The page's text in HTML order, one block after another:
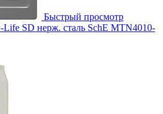
Быстрый просмотр
SD нерж. сталь SchE MTN4010-